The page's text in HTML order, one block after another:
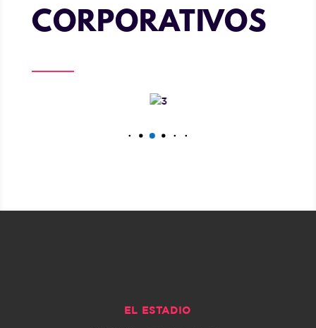
CORPORATIVOS
EL ESTADIO